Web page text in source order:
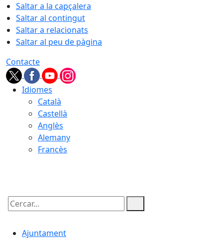
Saltar a la capçalera
Saltar al contingut
Saltar a relacionats
Saltar al peu de pàgina
Contacte
Idiomes
Català
Castellà
Anglès
Alemany
Francès
Cercar:
Ajuntament